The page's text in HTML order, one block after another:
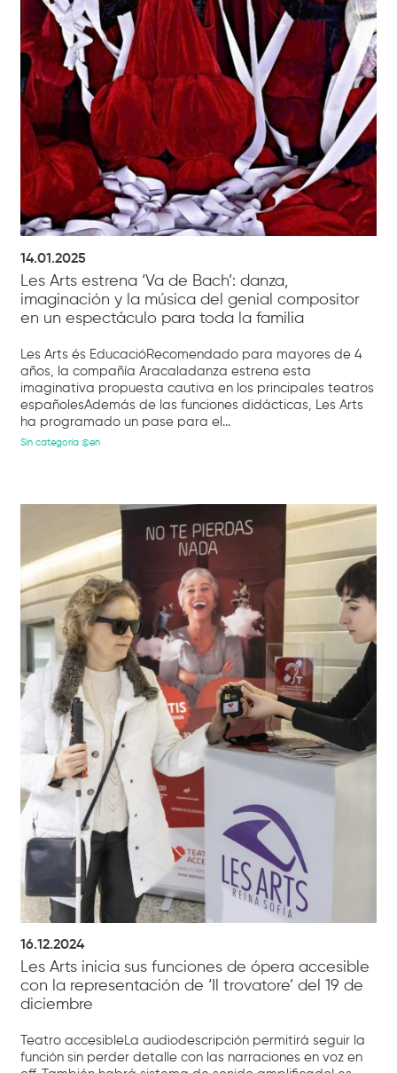
14.01.2025
Les Arts estrena ‘Va de Bach’: danza,
imaginación y la música del genial compositor
en un espectáculo para toda la familia
Les Arts és EducacióRecomendado para mayores de 4
años, la compañía Aracaladanza estrena esta
imaginativa propuesta cautiva en los principales teatros
españolesAdemás de las funciones didácticas, Les Arts
ha programado un pase para el...
Sin categoría @en
16.12.2024
Les Arts inicia sus funciones de ópera accesible
con la representación de ‘Il trovatore’ del 19 de
diciembre
Teatro accesibleLa audiodescripción permitirá seguir la
función sin perder detalle con las narraciones en voz en